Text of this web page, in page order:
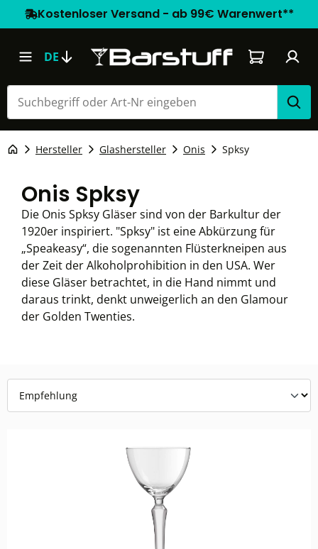
Kostenloser Versand - ab 99€ Warenwert**
DE Warenkorb
Hersteller Glashersteller Onis Spksy
Onis Spksy
Die Onis Spksy Gläser sind von der Barkultur der
1920er inspiriert. "Spksy" ist eine Abkürzung für
„Speakeasy“, die sogenannten Flüsterkneipen aus
der Zeit der Alkoholprohibition in den USA. Wer
diese Gläser betrachtet, in die Hand nimmt und
daraus trinkt, denkt unweigerlich an den Glamour
der Golden Twenties.